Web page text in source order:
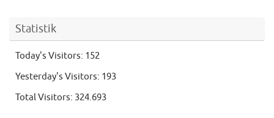
Statistik
Today's Visitors: 152
Yesterday's Visitors: 193
Total Visitors: 324.693